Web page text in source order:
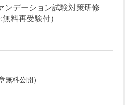
ンデーション試験対策研修
料再受験付）
無料公開）